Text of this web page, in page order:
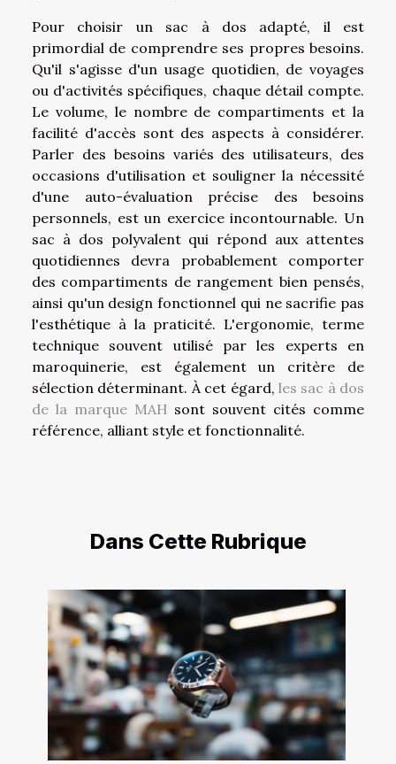
Pour choisir un sac à dos adapté, il est
primordial de comprendre ses propres besoins.
Qu'il s'agisse d'un usage quotidien, de voyages
ou d'activités spécifiques, chaque détail compte.
Le volume, le nombre de compartiments et la
facilité d'accès sont des aspects à considérer.
Parler des besoins variés des utilisateurs, des
occasions d'utilisation et souligner la nécessité
d'une auto-évaluation précise des besoins
personnels, est un exercice incontournable. Un
sac à dos polyvalent qui répond aux attentes
quotidiennes devra probablement comporter
des compartiments de rangement bien pensés,
ainsi qu'un design fonctionnel qui ne sacrifie pas
l'esthétique à la praticité. L'ergonomie, terme
technique souvent utilisé par les experts en
maroquinerie, est également un critère de
sélection déterminant. À cet égard, les sac à dos
de la marque MAH sont souvent cités comme
référence, alliant style et fonctionnalité.
Dans Cette Rubrique